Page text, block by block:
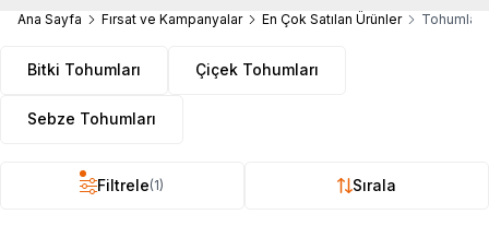
Ana Sayfa Fırsat ve Kampanyalar En Çok Satılan Ürünler Tohumlar
Bitki Tohumları Çiçek Tohumları
Sebze Tohumları
Filtrele(1) Sırala